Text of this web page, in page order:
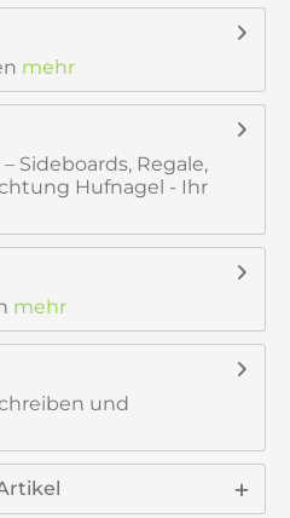
mehr
Sideboards, Regale,
Hufnagel - Ihr
mehr
und